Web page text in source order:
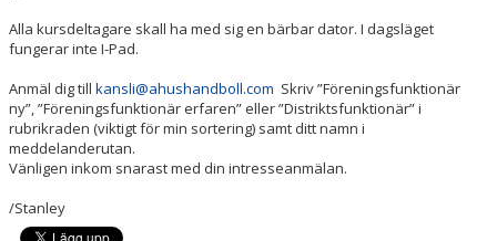
Alla kursdeltagare skall ha med sig en bärbar dator. I dagsläget
fungerar inte I-Pad.
Anmäl dig till kansli@ahushandboll.com Skriv ”Föreningsfunktionär
ny”, ”Föreningsfunktionär erfaren” eller ”Distriktsfunktionär” i
rubrikraden (viktigt för min sortering) samt ditt namn i
meddelanderutan.
Vänligen inkom snarast med din intresseanmälan.
/Stanley